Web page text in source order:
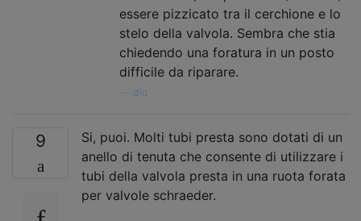
essere pizzicato tra il cerchione e lo
stelo della valvola. Sembra che stia
chiedendo una foratura in un posto
difficile da riparare.
dlu
9
Si, puoi. Molti tubi presta sono dotati di un
anello di tenuta che consente di utilizzare i
tubi della valvola presta in una ruota forata
per valvole schraeder.